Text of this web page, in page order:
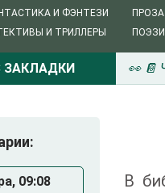
И ФЭНТЕЗИ
И ТРИЛЛЕРЫ
ПРОЗА
ЗАКЛАДКИ 👀 📔
В
09:08